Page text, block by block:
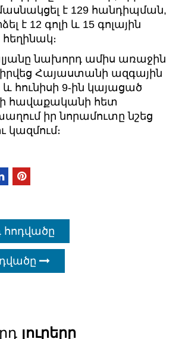
է 129 հանդիպման,
է 12 գոլի և 15 գոլային
նախորդ ամիս առաջին
Հայաստանի ազգային
հունիսի 9-ին կայացած
հավաքականի հետ
իր նորամուտը նշեց
կազմում։
լուրերը